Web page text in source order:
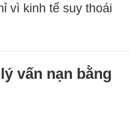
vì kinh tế suy thoái
vấn nạn bằng